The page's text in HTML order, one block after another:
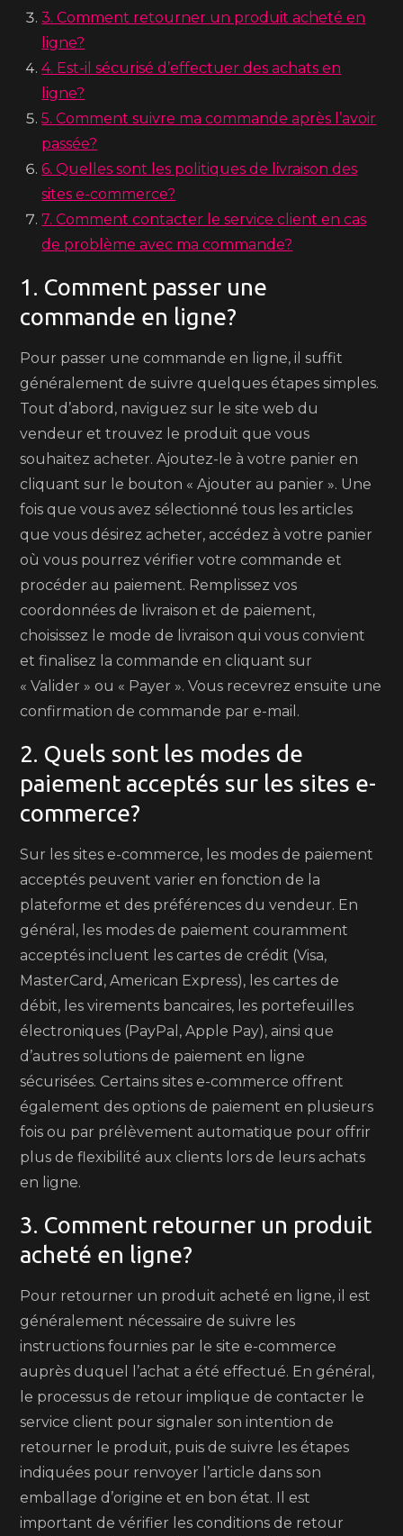
3. Comment retourner un produit acheté en
ligne?
4. Est-il sécurisé d’effectuer des achats en
ligne?
5. Comment suivre ma commande après l’avoir
passée?
6. Quelles sont les politiques de livraison des
sites e-commerce?
7. Comment contacter le service client en cas
de problème avec ma commande?
1. Comment passer une
commande en ligne?
Pour passer une commande en ligne, il suffit
généralement de suivre quelques étapes simples.
Tout d’abord, naviguez sur le site web du
vendeur et trouvez le produit que vous
souhaitez acheter. Ajoutez-le à votre panier en
cliquant sur le bouton « Ajouter au panier ». Une
fois que vous avez sélectionné tous les articles
que vous désirez acheter, accédez à votre panier
où vous pourrez vérifier votre commande et
procéder au paiement. Remplissez vos
coordonnées de livraison et de paiement,
choisissez le mode de livraison qui vous convient
et finalisez la commande en cliquant sur
« Valider » ou « Payer ». Vous recevrez ensuite une
confirmation de commande par e-mail.
2. Quels sont les modes de
paiement acceptés sur les sites e-
commerce?
Sur les sites e-commerce, les modes de paiement
acceptés peuvent varier en fonction de la
plateforme et des préférences du vendeur. En
général, les modes de paiement couramment
acceptés incluent les cartes de crédit (Visa,
MasterCard, American Express), les cartes de
débit, les virements bancaires, les portefeuilles
électroniques (PayPal, Apple Pay), ainsi que
d’autres solutions de paiement en ligne
sécurisées. Certains sites e-commerce offrent
également des options de paiement en plusieurs
fois ou par prélèvement automatique pour offrir
plus de flexibilité aux clients lors de leurs achats
en ligne.
3. Comment retourner un produit
acheté en ligne?
Pour retourner un produit acheté en ligne, il est
généralement nécessaire de suivre les
instructions fournies par le site e-commerce
auprès duquel l’achat a été effectué. En général,
le processus de retour implique de contacter le
service client pour signaler son intention de
retourner le produit, puis de suivre les étapes
indiquées pour renvoyer l’article dans son
emballage d’origine et en bon état. Il est
important de vérifier les conditions de retour